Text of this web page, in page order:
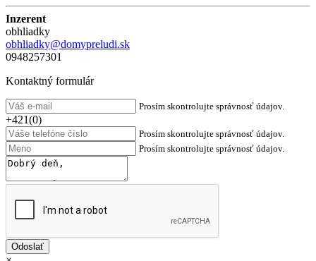
Inzerent
obhliadky
obhliadky@domypreludi.sk
0948257301
Kontaktný formulár
Prosím skontrolujte správnosť údajov.
+421(0)
Prosím skontrolujte správnosť údajov.
Prosím skontrolujte správnosť údajov.